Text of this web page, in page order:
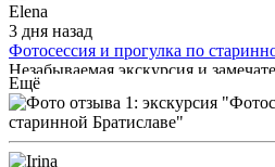
Elena
3 дня назад
Фотосессия и прогулка по
Незабываемая экскурсия и
огромное спасибо Вам за этот
экскурсию, которая подарила нам
впечатлений! Это была не просто
фактами, а настоящий живой
Ещё